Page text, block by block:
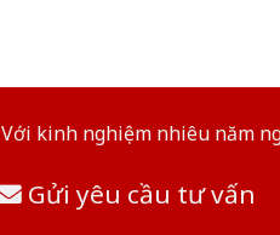
Với kinh nghiệm nhiêu năm
Gửi yêu cầu tư vấn